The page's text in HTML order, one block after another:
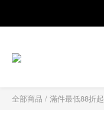
全部商品 / 滿件最低88折起